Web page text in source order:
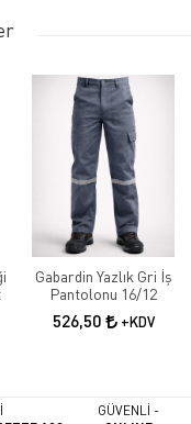
Gabardin Yazlık Gri İş
Pantolonu 16/12
526,50 +KDV
GÜVENLİ -